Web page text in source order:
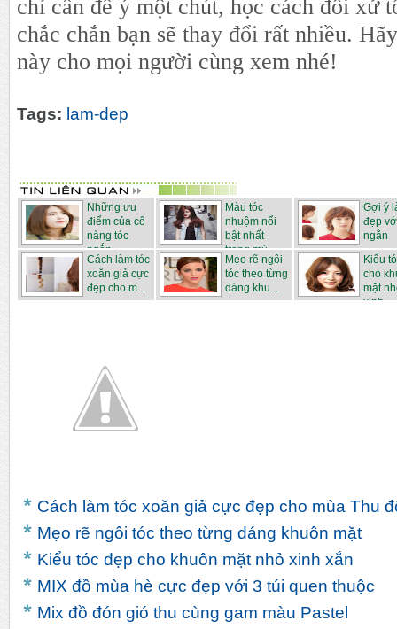
chỉ cần để ý một chút, học cách đối xử
chắc chắn bạn sẽ thay đổi rất nhiều.
này cho mọi người cùng xem nhé!
Tags: lam-dep
Những ưu
điểm của cô
nàng tóc
ngắn
Màu tóc
nhuộm nổi
bật nhất
trong mù...
Gợi ý
đẹp
ngắn
Cách làm tóc
xoăn giả cực
đẹp cho m...
Mẹo ­rẽ ngôi
tóc theo từng
dáng khu...
Kiểu
cho
mặt
xinh...
Cách làm tóc xoăn giả cực đẹp cho mùa Thu
Mẹo ­rẽ ngôi tóc theo từng dáng khuôn mặt
Kiểu tóc đẹp cho khuôn mặt nhỏ xinh xắn
MIX đồ mùa hè cực đẹp với 3 túi quen thuộc
Mix đồ đón gió thu cùng gam màu Pastel